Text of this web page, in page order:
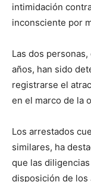
intimidación
inconsciente por
Las dos
años, han sido
registrarse el
en el marco de la
Los arrestados
similares, ha
que las
disposición de los